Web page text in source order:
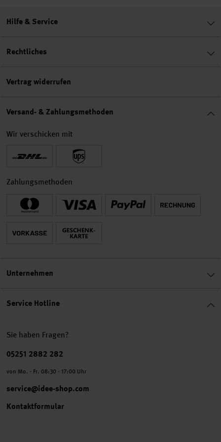
Service Hotline
Sie haben Fragen?
Telefonnummer
05251 2882 282
von Mo. - Fr. 08:30 - 17:00 Uhr
service@idee-shop.com
Kontaktformular
Hilfe & Service
Rechtliches
Vertrag widerrufen
Versand- & Zahlungsmethoden
Wir verschicken mit
Zahlungsmethoden
Unternehmen